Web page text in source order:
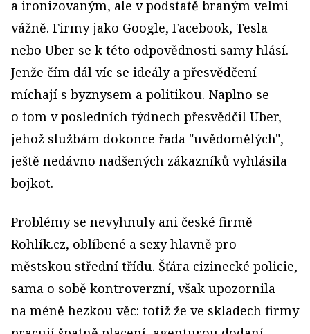
a ironizovaným, ale v podstatě braným velmi
vážně. Firmy jako Google, Facebook, Tesla
nebo Uber se k této odpovědnosti samy hlásí.
Jenže čím dál víc se ideály a přesvědčení
míchají s byznysem a politikou. Naplno se
o tom v posledních týdnech přesvědčil Uber,
jehož službám dokonce řada "uvědomělých",
ještě nedávno nadšených zákazníků vyhlásila
bojkot.
Problémy se nevyhnuly ani české firmě
Rohlík.cz, oblíbené a sexy hlavně pro
městskou střední třídu. Šťára cizinecké policie,
sama o sobě kontroverzní, však upozornila
na méně hezkou věc: totiž že ve skladech firmy